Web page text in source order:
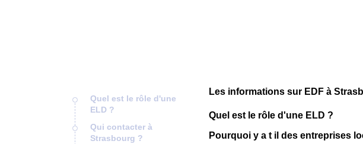
Quel est le rôle d'une
ELD ?
Qui contacter à
Strasbourg ?
Les informations sur EDF à
Quel est le rôle d'une ELD ?
Pourquoi y a t il des entreprises